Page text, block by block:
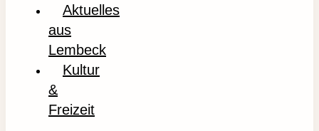
Aktuelles
aus
Lembeck
Kultur
&
Freizeit